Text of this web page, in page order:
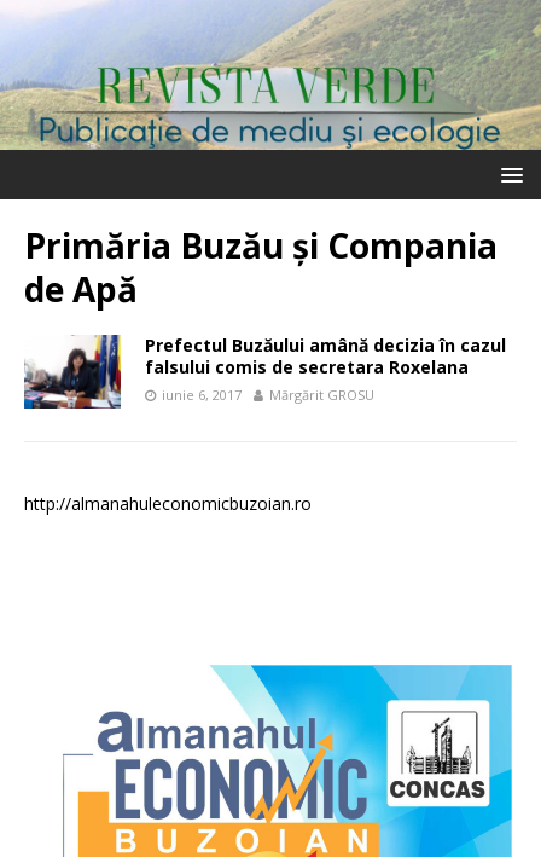
Primăria Buzău și Compania
de Apă
Prefectul Buzăului amână decizia în cazul
falsului comis de secretara Roxelana
iunie 6, 2017 Mărgărit GROSU
http://almanahuleconomicbuzoian.ro